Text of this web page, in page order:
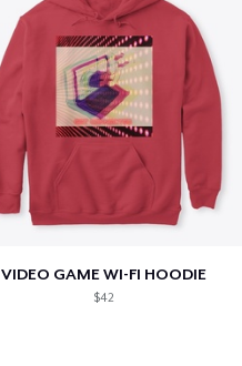
VIDEO GAME WI-FI HOODIE
$42
Doorgaan met winkelen